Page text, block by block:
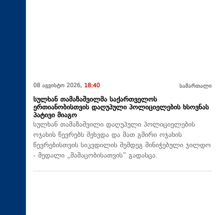
08 აგვისტო 2026, 18:40 სამართალი
სულხან თამაზაშვილმა საქართველოს
ერთიანობისთვის დაღუპული პოლიციელების ხსოვნას
პატივი მიაგო
სულხან თამაზაშვილი დაღუპული პოლიციელების
ოჯახის წევრებს შეხვდა და მათ გმირი ოჯახის
წევრებისთვის სიკვდილის შემდეგ მინიჭებული ჯილდო
- მედალი „მამაცობისათვის“ გადასცა.